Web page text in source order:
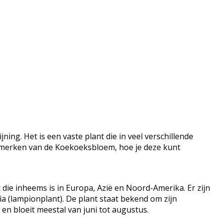
Het is een vaste plant die in veel verschillende
van de Koekoeksbloem, hoe je deze kunt
inheems is in Europa, Azië en Noord-Amerika. Er zijn
(lampionplant). De plant staat bekend om zijn
bloeit meestal van juni tot augustus.